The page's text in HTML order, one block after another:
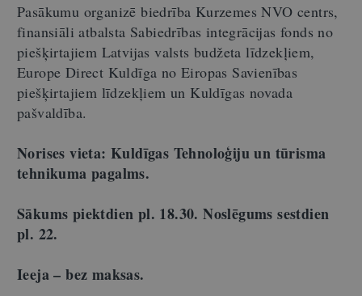
Pasākumu organizē biedrība Kurzemes NVO centrs,
finansiāli atbalsta Sabiedrības integrācijas fonds no
piešķirtajiem Latvijas valsts budžeta līdzekļiem,
Europe Direct Kuldīga no Eiropas Savienības
piešķirtajiem līdzekļiem un Kuldīgas novada
pašvaldība.
Norises vieta: Kuldīgas Tehnoloģiju un tūrisma
tehnikuma pagalms.
Sākums piektdien pl. 18.30. Noslēgums sestdien
pl. 22.
Ieeja – bez maksas.